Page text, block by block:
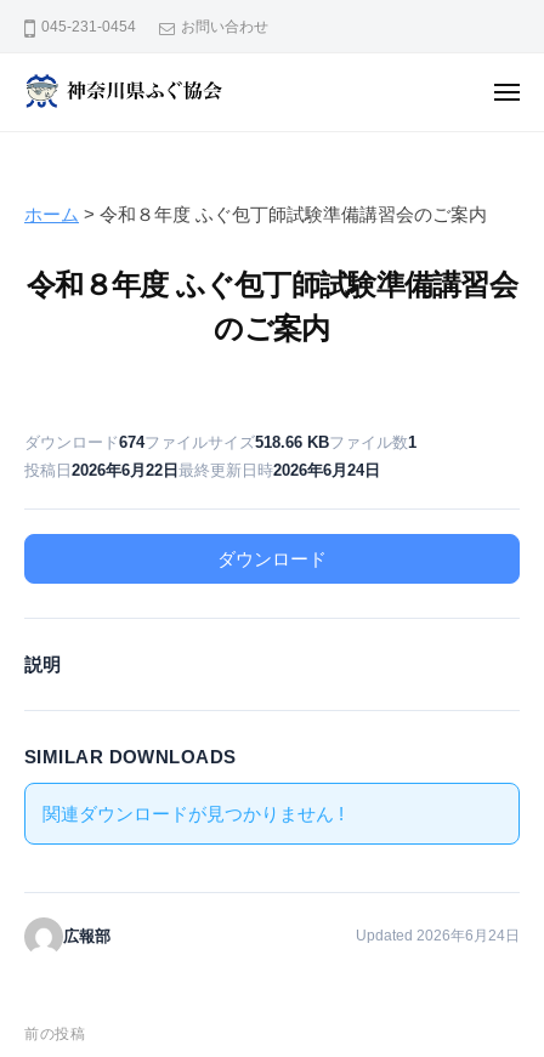
045-231-0454 お問い合わせ
県
ぐ
メ
ホーム > 令和８年度 ふぐ包丁師試験準備講習会のご案内
令和８年度 ふぐ包丁師試験準備講習会
のご案内
ダウンロード674ファイルサイズ518.66 KBファイル数1
投稿日 2026年6月22日 最終更新日時2026年6月24日
ダウンロード
説明
SIMILAR DOWNLOADS
関連ダウンロードが見つかりません !
広報部 Updated 2026年6月24日
投
前の投稿
奈
県
会